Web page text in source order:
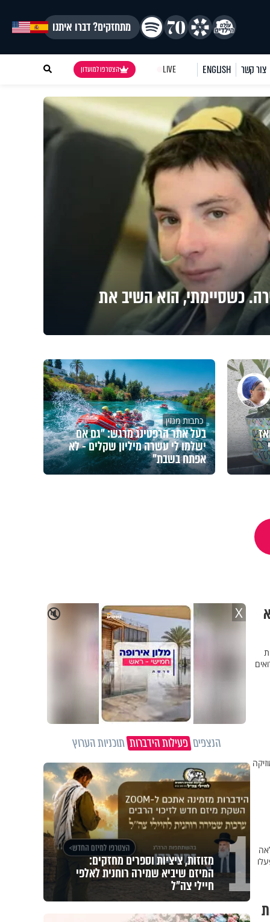
מתחזקים? דברו איתנו
צור קשר ENGLISH
LIVE הצטרפו למועדון
כשסיימתי, הוא השיב את
כתבות מגזין
בעל אתר הרפטינג מרגש: "גם אם
ישלמו לי עשרה מיליון שקלים - לא
אפתח בשבת"
🔇 X
הנצפיםפעילות הידברותתוכניות הערוץ
1 מזוזות, ציציות וספרים מחזקים:
המיזם שיביא שמירה רוחנית לאלפי
חיילי צה"ל